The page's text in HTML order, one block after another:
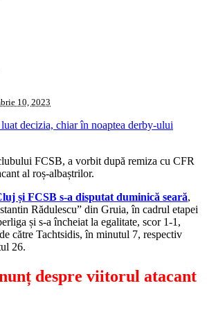
10, 2023
FCSB, a vorbit după remiza cu CFR
al roș-albaștrilor.
și FCSB s-a disputat duminică seară,
Rădulescu” din Gruia, în cadrul etapei
și s-a încheiat la egalitate, scor 1-1,
către Tachtsidis, în minutul 7, respectiv
26.
despre viitorul atacant